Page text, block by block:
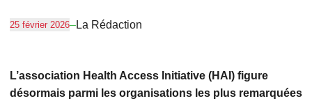
25 février 2026–La Rédaction
L’association Health Access Initiative (HAI) figure
désormais parmi les organisations les plus remarquées